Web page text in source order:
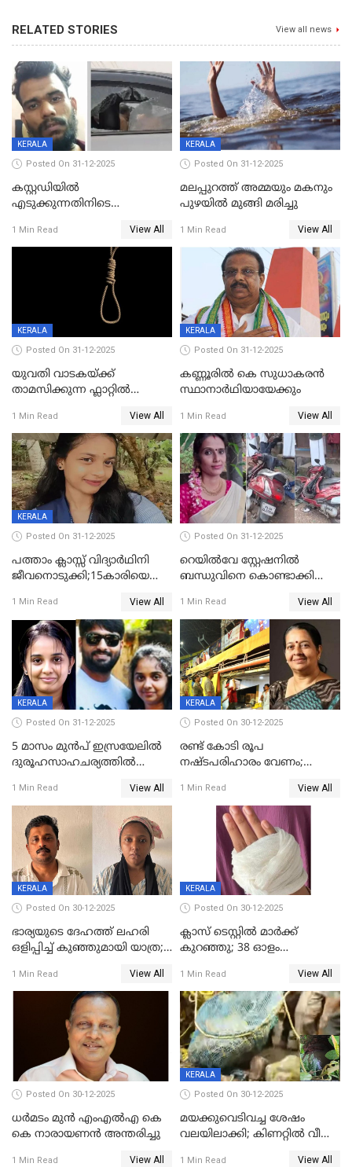
RELATED STORIES View all news
KERALA
Posted On 31-12-2025
കസ്റ്റഡിയിൽ
എടുക്കുന്നതിനിടെ
വധശ്രമക്കേസ് പ്രതി പിടിയിൽ
1 Min Read View All
KERALA
Posted On 31-12-2025
മലപ്പുറത്ത് അമ്മയും മകനും
പുഴയിൽ മുങ്ങി മരിച്ചു
1 Min Read View All
KERALA
Posted On 31-12-2025
യുവതി വാടകയ്ക്ക്
താമസിക്കുന്ന ഫ്ലാറ്റില്‍
സംഭവം കൈതപ്പൊയിലില്‍
1 Min Read View All
KERALA
Posted On 31-12-2025
കണ്ണൂരിൽ കെ സുധാകരൻ
സ്ഥാനാർഥിയായേക്കും
1 Min Read View All
KERALA
Posted On 31-12-2025
പത്താം ക്ലാസ്സ് വിദ്യാര്‍ഥിനി
ജീവനൊടുക്കി;15കാരിയെ
കിടപ്പുമുറിയില്‍ തൂങ്ങി മരിച്ച
നിലയിൽ
1 Min Read View All
Posted On 31-12-2025
റെയിൽവേ സ്റ്റേഷനിൽ
ബന്ധുവിനെ കൊണ്ടാക്കി
ലോറി സ്കൂട്ടറിൽ ഇടിച്ചു :
യുവതിക്ക് ദാരുണാന്ത്യം
1 Min Read View All
KERALA
Posted On 31-12-2025
5 മാസം മുൻപ് ഇസ്രയേലിൽ
ദുരൂഹസാഹചര്യത്തിൽ
മലയാളി യുവാവിന്റെ ഭാര്യയും
മരിച്ചു
1 Min Read View All
KERALA
Posted On 30-12-2025
രണ്ട് കോടി രൂപ
നഷ്ടപരിഹാരം വേണം;
നോട്ടീസയച്ച് ഉമാ തോമസ്
1 Min Read View All
KERALA
Posted On 30-12-2025
ഭാര്യയുടെ ദേഹത്ത് ലഹരി
ഒളിപ്പിച്ച് കുഞ്ഞുമായി യാത്ര;
പിടികൂടി പൊലീസ്
1 Min Read View All
KERALA
Posted On 30-12-2025
ക്ലാസ് ടെസ്റ്റിൽ മാർക്ക്
കുറഞ്ഞു; 38 ഓളം
സെന്ററിലെ അധ്യാപകന്‍
മർദിച്ചതായി പരാതി
1 Min Read View All
Posted On 30-12-2025
ധർമടം മുൻ എംഎല്‍എ കെ
കെ നാരായണന്‍ അന്തരിച്ചു
1 Min Read View All
KERALA
Posted On 30-12-2025
മയക്കുവെടിവച്ച ശേഷം
വലയിലാക്കി; കിണറ്റിൽ വീണ
1 Min Read View All